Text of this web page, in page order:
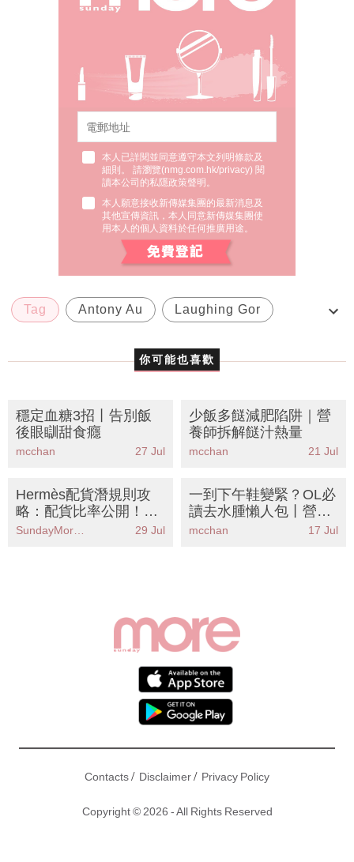
本人已詳閱並同意遵守本文列明條款及
細則。 請瀏覽(nmg.com.hk/privacy) 閱
讀本公司的私隱政策聲明。
本人願意接收新傳媒集團的最新消息及
其他宣傳資訊，本人同意新傳媒集團使
用本人的個人資料於任何推廣用途。
Tag Antony Au Laughing Gor
你可能也喜歡
穩定血糖3招丨告別飯
後眼瞓甜食癮
mcchan 27 Jul
少飯多餸減肥陷阱｜營
養師拆解餸汁熱量
mcchan 21 Jul
Hermès配貨潛規則攻
略：配貨比率公開！這
3款最難買 附必買手袋
29 Jul
一到下午鞋變緊？OL必
讀去水腫懶人包丨營養
師拆解6大消腫食物＋
mcchan 17 Jul
Contacts / Disclaimer / Privacy Policy
Copyright © 2026 - All Rights Reserved